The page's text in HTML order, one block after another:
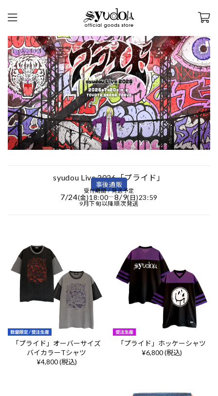
syudou Live 2026「プライド」
事後通販
受付期間 / 発送予定
7/24(金)18:00―8/9(日)23:59
9月下旬以降順次発送
「プライド」オーバーサイズ
バイカラーTシャツ
¥4,800 (税込)
「プライド」ホッケーシャツ
¥6,800 (税込)